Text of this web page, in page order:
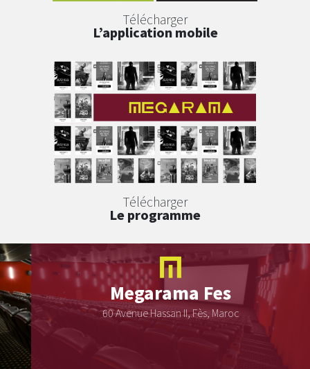
Télécharger
L’application mobile
Télécharger
Le programme
Megarama Fes
60 Avenue Hassan II, Fès, Maroc